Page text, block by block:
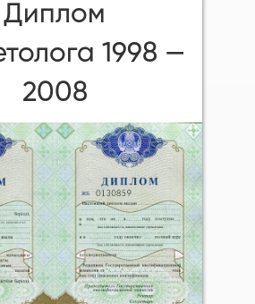
Диплом
1998 —
2008